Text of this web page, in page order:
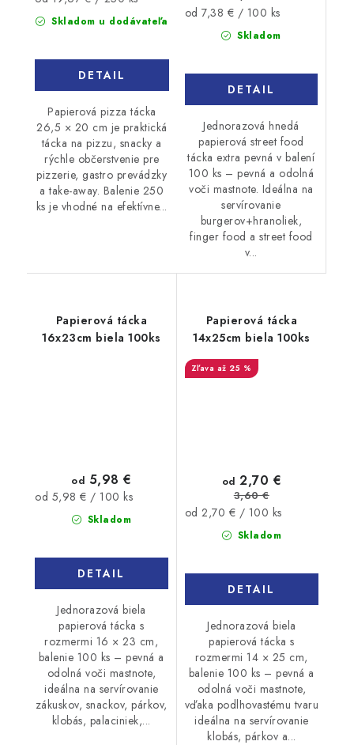
Skladom u dodávateľa
cena:
DETAIL
Papierová pizza tácka
26,5 × 20 cm je praktická
tácka na pizzu, snacky a
rýchle občerstvenie pre
pizzerie, gastro prevádzky
a take-away. Balenie 250
ks je vhodné na efektívne...
Skladom
Jednotková
od 7,38 € / 100 ks
DETAIL
Jednorazová hnedá
papierová street food
tácka extra pevná v balení
100 ks – pevná a odolná
voči mastnote. Ideálna na
servírovanie
burgerov+hranoliek,
finger food a street food
v...
Papierová tácka
16x23cm biela 100ks
Skladom
od 5,98 €
Jednotková
od 5,98 € / 100 ks
DETAIL
Jednorazová biela
papierová tácka s
rozmermi 16 × 23 cm,
balenie 100 ks – pevná a
odolná voči mastnote,
ideálna na servírovanie
zákuskov, snackov, párkov,
klobás, palaciniek,...
Papierová tácka
14x25cm biela 100ks
až 25 %
Skladom
od 2,70 €
3,60 €
Jednotková
od 2,70 € / 100 ks
DETAIL
Jednorazová biela
papierová tácka s
rozmermi 14 × 25 cm,
balenie 100 ks – pevná a
odolná voči mastnote,
vďaka podlhovastému tvaru
ideálna na servírovanie
klobás, párkov a...